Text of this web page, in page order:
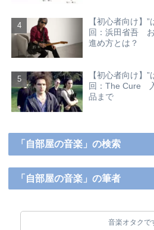
【初心者向け】
回：浜田省吾
進め方とは？
【初心者向け】
回：The Cure
品まで
「自部屋の音楽」の検索
「自部屋の音楽」の筆者
音楽オタクで